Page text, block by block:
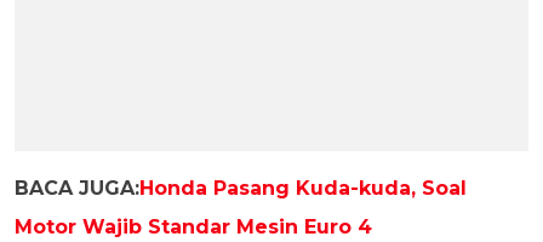
BACA JUGA:Honda Pasang Kuda-kuda, Soal
Motor Wajib Standar Mesin Euro 4